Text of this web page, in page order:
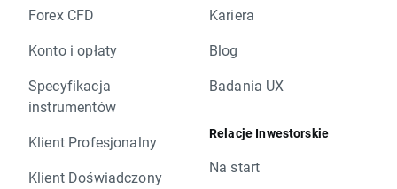
Forex CFD
Konto i opłaty
Specyfikacja
instrumentów
Klient Profesjonalny
Klient Doświadczony
Kariera
Blog
Badania UX
Relacje Inwestorskie
Na start